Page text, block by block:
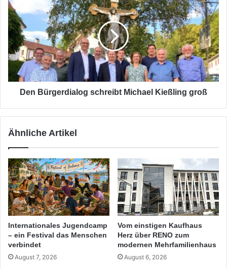
Gilching
Bürgerdialog
schreibt
Michael
Kießling
groß
Den Bürgerdialog schreibt Michael Kießling groß
Ähnliche Artikel
Internationales Jugendcamp
– ein Festival das Menschen
verbindet
August 7, 2026
Vom einstigen Kaufhaus
Herz über RENO zum
modernen Mehrfamilienhaus
August 6, 2026